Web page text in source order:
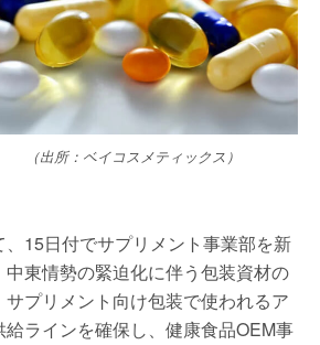
（出所：ベイコスメティックス）
15日付でサプリメント事業部を新
東情勢の緊迫化に伴う包装資材の
プリメント向け包装で使われるア
ラインを確保し、健康食品OEM事